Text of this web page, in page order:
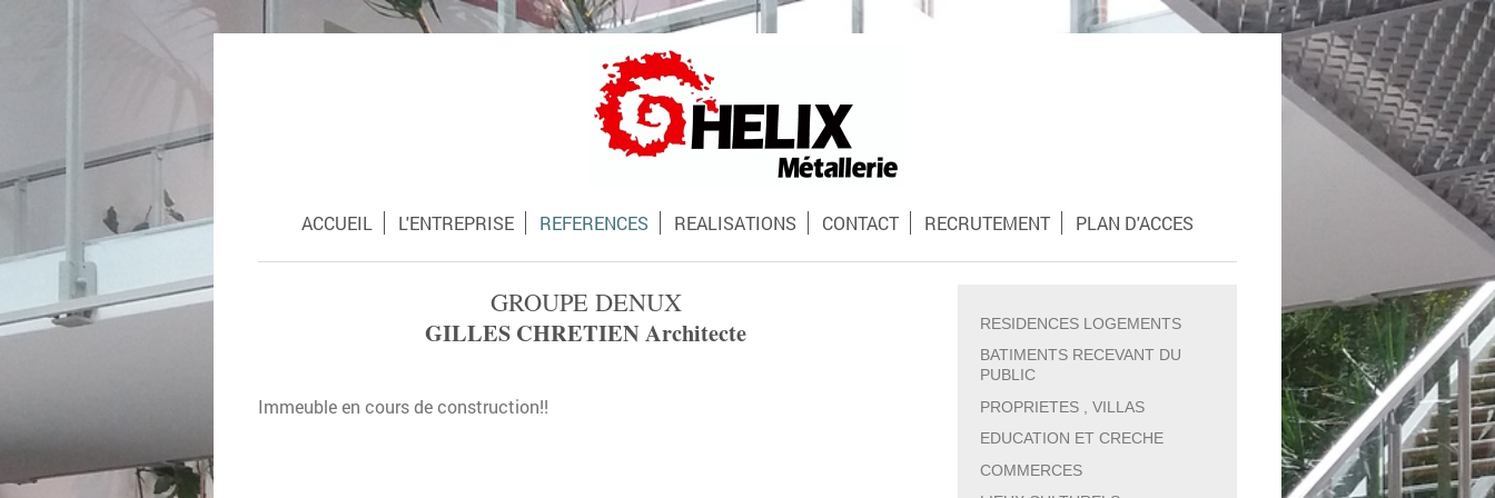
ACCUEIL L'ENTREPRISE REFERENCES REALISATIONS CONTACT RECRUTEMENT PLAN D'ACCES
GROUPE DENUX
GILLES CHRETIEN Architecte
Immeuble en cours de construction!!
RESIDENCES LOGEMENTS
BATIMENTS RECEVANT DU
PUBLIC
PROPRIETES , VILLAS
EDUCATION ET CRECHE
COMMERCES